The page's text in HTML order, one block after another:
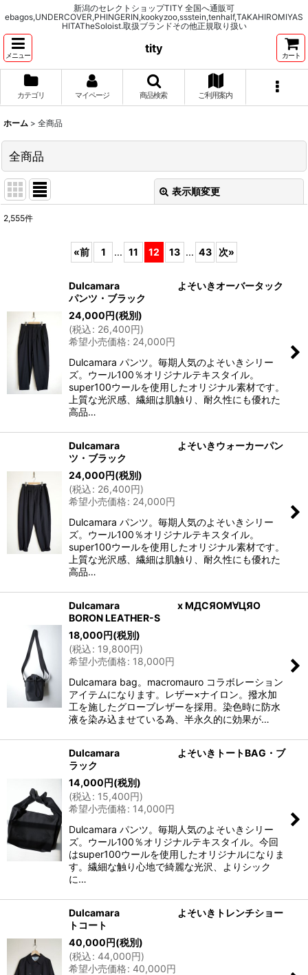
新潟のセレクトショップTITY 全国へ通販可
ebagos,UNDERCOVER,PHINGERIN,kookyzoo,ssstein,tenhalf,TAKAHIROMIYAS
HITATheSoloist.取扱ブランドその他正規取り扱い
メニュー
tity
カート
カテゴリ マイページ 商品検索 ご利用案内
ホーム > 全商品
全商品
表示順変更
絞り込む
2,555件
«前 1 ... 11 12 13 ... 43 次»
Dulcamara よそいきオーバータック
パンツ・ブラック
24,000円(税別)
(税込: 26,400円)
希望小売価格: 24,000円
Dulcamara パンツ。毎期人気のよそいきシリー
ズ。ウール100％オリジナルテキスタイル。
super100ウールを使用したオリジナル素材です。
上質な光沢感、繊細は肌触り、耐久性にも優れた
高品…
Dulcamara よそいきウォーカーパン
ツ・ブラック
24,000円(税別)
(税込: 26,400円)
希望小売価格: 24,000円
Dulcamara パンツ。毎期人気のよそいきシリー
ズ。ウール100％オリジナルテキスタイル。
super100ウールを使用したオリジナル素材です。
上質な光沢感、繊細は肌触り、耐久性にも優れた
高品…
Dulcamara x MДCЯOM∀ЦЯO
BORON LEATHER-S
18,000円(税別)
(税込: 19,800円)
希望小売価格: 18,000円
Dulcamara bag。macromauro コラボレーション
アイテムになります。レザー×ナイロン。撥水加
工を施したグローブレザーを採用。染色時に防水
液を染み込ませている為、半永久的に効果が…
Dulcamara よそいきトートBAG・ブ
ラック
14,000円(税別)
(税込: 15,400円)
希望小売価格: 14,000円
Dulcamara パンツ。毎期人気のよそいきシリー
ズ。ウール100％オリジナルテキスタイル。今回
はsuper100ウールを使用したオリジナルになりま
す。繊細な触り心地で綺麗な光沢、よりシック
に…
Dulcamara よそいきトレンチショー
トコート
40,000円(税別)
(税込: 44,000円)
希望小売価格: 40,000円